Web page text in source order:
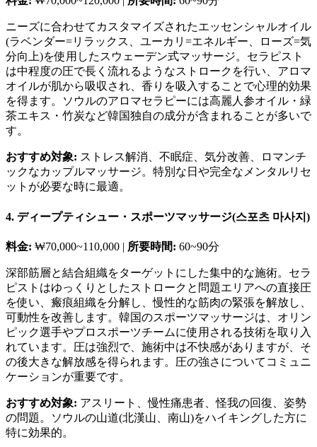
ニーズに合わせてカスタマイズされたエッセンシャルオイル
(ラベンダー=リラックス、ユーカリ=エネルギー、ローズ=気
分向上)を使用したスウェーデン式マッサージ。セラピスト
は中程度の圧で長く流れるようなストロークを行い、アロマ
オイルが肌から吸収され、香りを吸入することで心理的効果
を得ます。ソウルのアロマセラピーには高麗人参オイル・緑
茶エキス・竹炭など韓国独自の成分が含まれることが多いで
す。
おすすめ対象: ストレス解消、不眠症、気分改善、ロマンチ
ックなカップルマッサージ。特別な日や完全なメンタルリセ
ットが必要な時に最適。
4. ディープティシュー・スポーツマッサージ(스포츠 마사지)
料金: ₩70,000~110,000 | 所要時間: 60~90分
深部筋層と結合組織をターゲットにした集中的な施術。セラ
ピストはゆっくりとしたストロークと問題エリアへの直接圧
を使い、瘢痕組織を分解し、慢性的な筋肉の緊張を解放し、
可動性を改善します。韓国のスポーツマッサージは、オリン
ピック選手やプロスポーツチームに使用される技術を取り入
れています。圧は強烈で、施術中は不快感がありますが、そ
の後大きな解放感を得られます。圧の強さについてコミュニ
ケーションが重要です。
おすすめ対象: アスリート、慢性痛患者、怪我の回復、姿勢
の問題。ソウルの山道(北漢山、南山)をハイキングした方に
特に効果的。